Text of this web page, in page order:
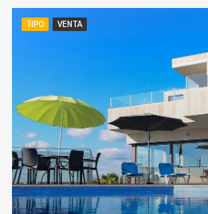
TIPO VENTA